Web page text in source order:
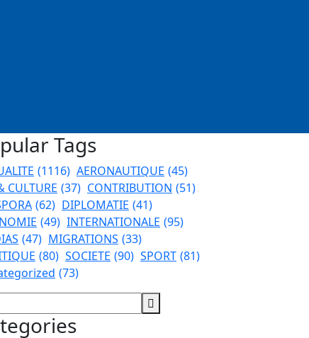
Tags
(1116) AERONAUTIQUE (45)
CULTURE (37) CONTRIBUTION (51)
(62) DIPLOMATIE (41)
(49) INTERNATIONALE (95)
(47) MIGRATIONS (33)
(80) SOCIETE (90) SPORT (81)
(73)